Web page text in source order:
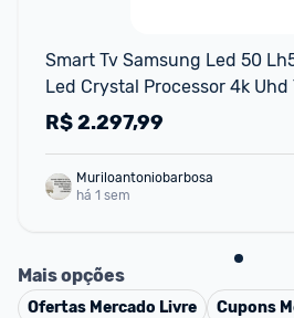
Smart Tv Samsung Led 50
Led Crystal Processor 4k Uhd
110v220v
R$2.297,99
Muriloantoniobarbosa
há 1 sem
Mais opções
Ofertas Mercado Livre Cupons